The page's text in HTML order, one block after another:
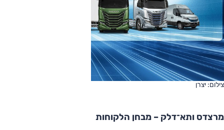
צילום: יצרן
מרצדס ותא־דלק – מבחן הלקוחות